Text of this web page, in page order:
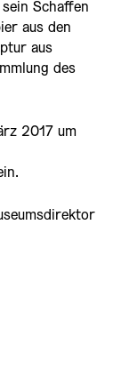
Schaffen
aus den
aus
des
2017 um